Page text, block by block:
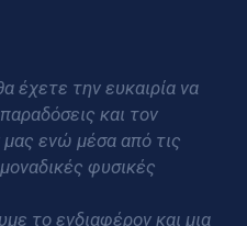
έχετε την ευκαιρία να
και τον
ενώ μέσα από τις
φυσικές
το ενδιαφέρον και μια